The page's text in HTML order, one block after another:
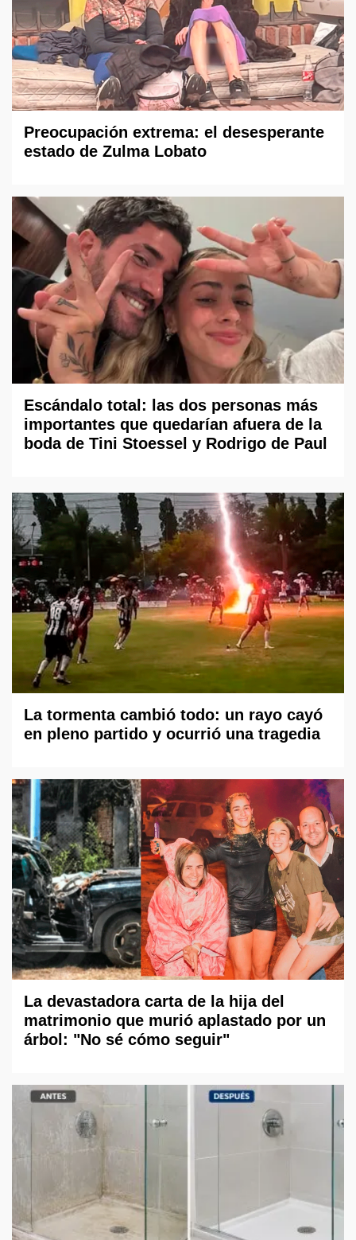
Preocupación extrema: el desesperante
estado de Zulma Lobato
Escándalo total: las dos personas más
importantes que quedarían afuera de la
boda de Tini Stoessel y Rodrigo de Paul
La tormenta cambió todo: un rayo cayó
en pleno partido y ocurrió una tragedia
La devastadora carta de la hija del
matrimonio que murió aplastado por un
árbol: "No sé cómo seguir"